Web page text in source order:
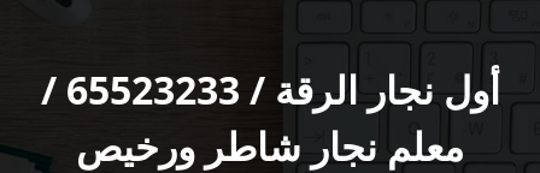
أول نجار الرقة / 65523233 /
معلم نجار شاطر ورخيص